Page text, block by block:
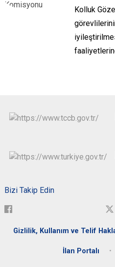
Kolluk
Bizi Takip Edin
Gizlilik, Kullanım ve Telif
İlan Portalı